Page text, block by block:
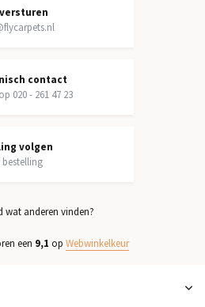
contact
020 - 261 47 23
volgen
wat anderen vinden?
een 9,1 op Webwinkelkeur